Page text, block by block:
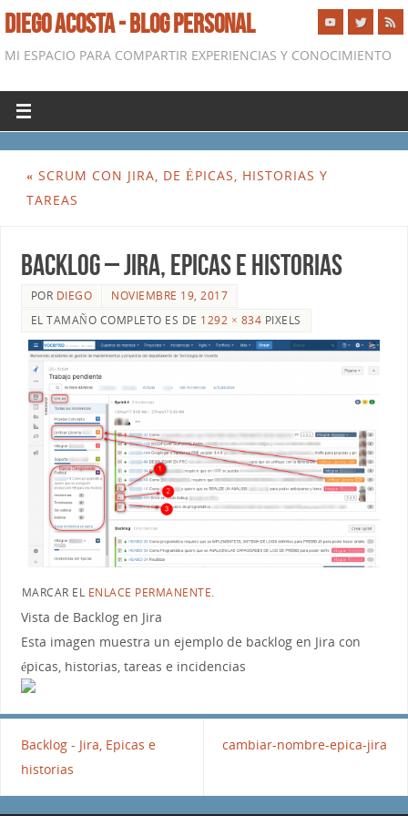
DIEGO ACOSTA - BLOG PERSONAL
MI ESPACIO PARA COMPARTIR EXPERIENCIAS Y CONOCIMIENTO
« SCRUM CON JIRA, DE ÉPICAS, HISTORIAS Y
TAREAS
Backlog – Jira, Epicas e historias
POR DIEGO
NOVIEMBRE 19, 2017
EL TAMAÑO COMPLETO ES DE 1292 × 834 PIXELS
MARCAR EL ENLACE PERMANENTE.
Vista de Backlog en Jira
Esta imagen muestra un ejemplo de backlog en Jira con
épicas, historias, tareas e incidencias
Backlog - Jira, Epicas e
historias
cambiar-nombre-epica-jira